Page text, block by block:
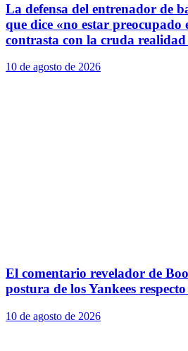
La defensa del entrenador de
que dice «no estar preocupado
contrasta con la cruda realidad
10 de agosto de 2026
El comentario revelador de
postura de los Yankees
10 de agosto de 2026